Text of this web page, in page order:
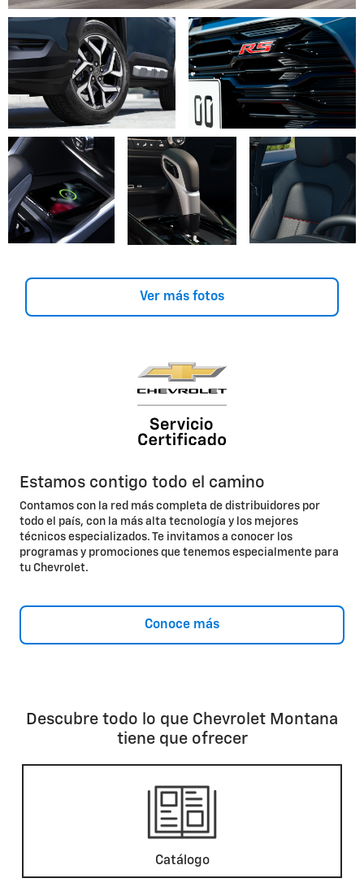
Ver más fotos
Estamos contigo todo el camino
Contamos con la red más completa de distribuidores por
todo el país, con la más alta tecnología y los mejores
técnicos especializados. Te invitamos a conocer los
programas y promociones que tenemos especialmente para
tu Chevrolet.
Conoce más
Descubre todo lo que Chevrolet Montana
tiene que ofrecer
Catálogo